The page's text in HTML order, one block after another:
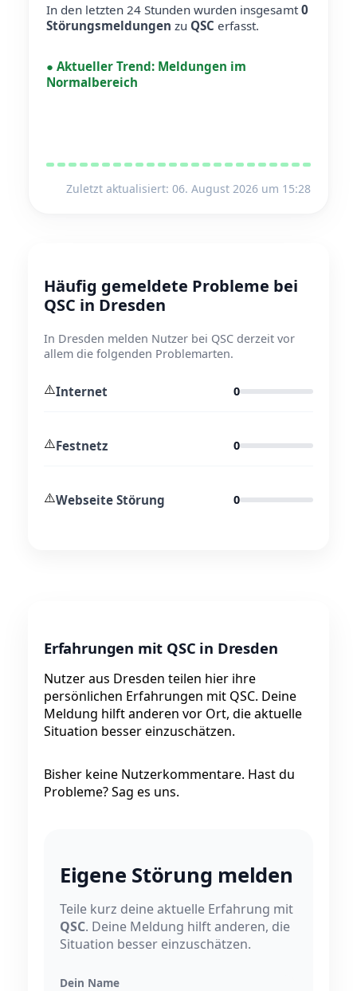
In den letzten 24 Stunden wurden insgesamt0
Störungsmeldungen zu QSC erfasst.
● Aktueller Trend: Meldungen im
Normalbereich
Zuletzt aktualisiert: 06. August 2026 um 15:28
Häufig gemeldete Probleme bei
QSC in Dresden
In Dresden melden Nutzer bei QSC derzeit vor
allem die folgenden Problemarten.
⚠️Internet 0
⚠️Festnetz 0
⚠️Webseite Störung 0
Erfahrungen mit QSC in Dresden
Nutzer aus Dresden teilen hier ihre
persönlichen Erfahrungen mit QSC. Deine
Meldung hilft anderen vor Ort, die aktuelle
Situation besser einzuschätzen.
Bisher keine Nutzerkommentare. Hast du
Probleme? Sag es uns.
Eigene Störung melden
Teile kurz deine aktuelle Erfahrung mit
QSC. Deine Meldung hilft anderen, die
Situation besser einzuschätzen.
Dein Name